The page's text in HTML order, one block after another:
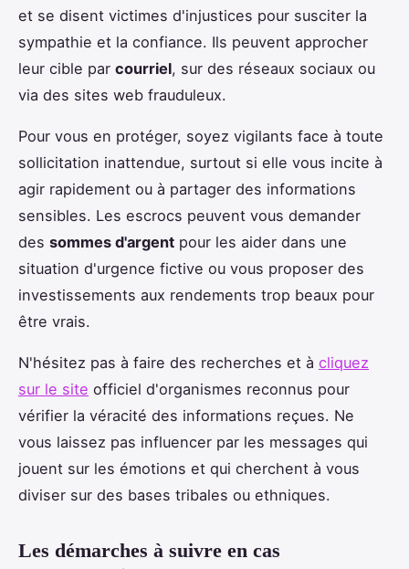
et se disent victimes d'injustices pour susciter la
sympathie et la confiance. Ils peuvent approcher
leur cible par courriel, sur des réseaux sociaux ou
via des sites web frauduleux.
Pour vous en protéger, soyez vigilants face à toute
sollicitation inattendue, surtout si elle vous incite à
agir rapidement ou à partager des informations
sensibles. Les escrocs peuvent vous demander
des sommes d'argent pour les aider dans une
situation d'urgence fictive ou vous proposer des
investissements aux rendements trop beaux pour
être vrais.
N'hésitez pas à faire des recherches et à cliquez
sur le site officiel d'organismes reconnus pour
vérifier la véracité des informations reçues. Ne
vous laissez pas influencer par les messages qui
jouent sur les émotions et qui cherchent à vous
diviser sur des bases tribales ou ethniques.
Les démarches à suivre en cas